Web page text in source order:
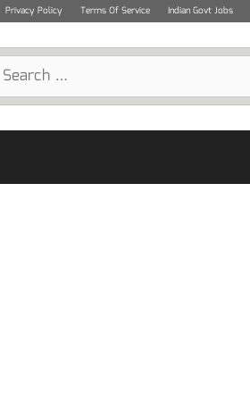
Privacy Policy Terms Of Service Indian Govt Jobs
Search
for: